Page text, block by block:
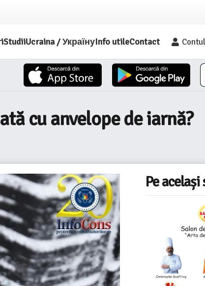
StudiiUcraina / УкраїнуInfo utileContact
cu anvelope de iarnă?
Pe